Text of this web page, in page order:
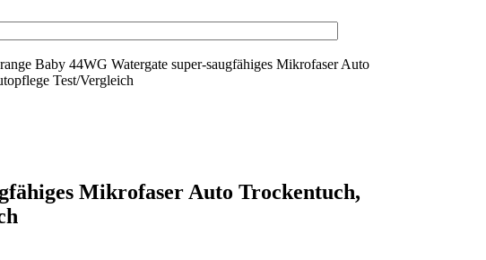
Baby 44WG Watergate super-saugfähiges Mikrofaser Auto
Test/Vergleich
Mikrofaser Auto Trockentuch,